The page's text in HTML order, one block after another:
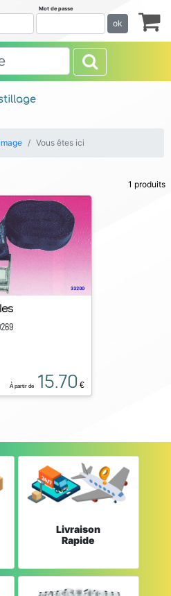
Mot de passe
ok
Vous êtes ici
1 produits
À partir de 15.70 €
Livraison
Rapide